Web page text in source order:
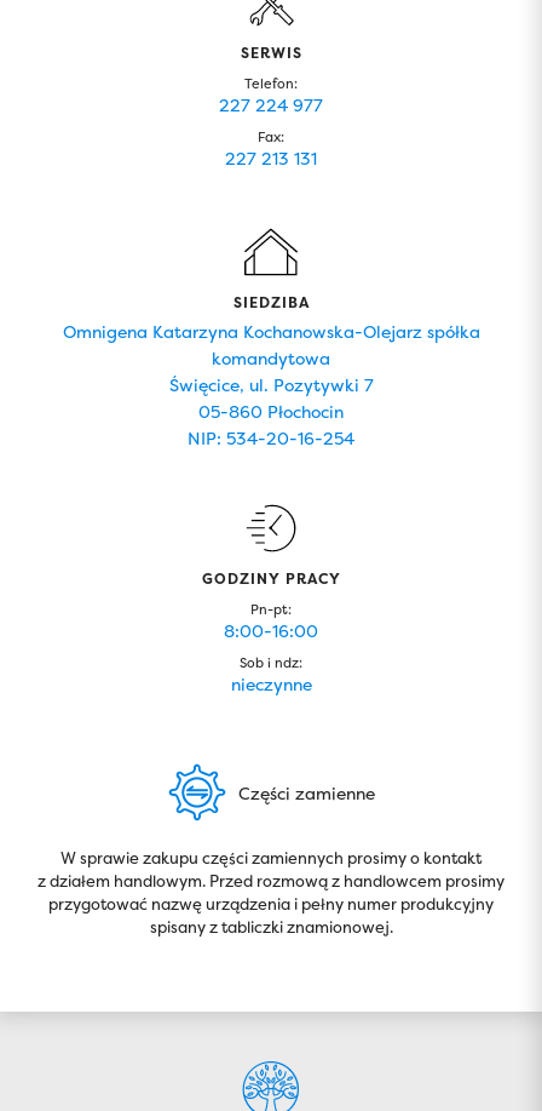
SERWIS
Telefon:
227 224 977
Fax:
227 213 131
SIEDZIBA
Omnigena Katarzyna Kochanowska-Olejarz spółka
komandytowa
Święcice, ul. Pozytywki 7
05-860 Płochocin
NIP: 534-20-16-254
GODZINY PRACY
Pn-pt:
8:00-16:00
Sob i ndz:
nieczynne
Części zamienne
W sprawie zakupu części zamiennych prosimy o kontakt
z działem handlowym. Przed rozmową z handlowcem prosimy
przygotować nazwę urządzenia i pełny numer produkcyjny
spisany z tabliczki znamionowej.